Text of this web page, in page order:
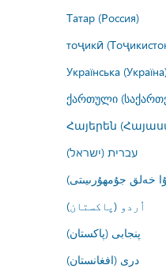
Татар (Россия)
тоҷикӣ
Українська
ქართული
Հայերեն
עברית (ישראל)
خەلق جۇمھۇرىيىتى)
اُردو (پاکستان)
پنجابی (پاکستان)
درى (افغانستان)